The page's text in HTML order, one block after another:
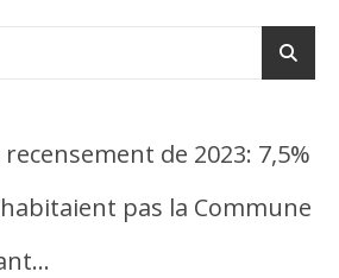
de 2023: 7,5%
pas la Commune